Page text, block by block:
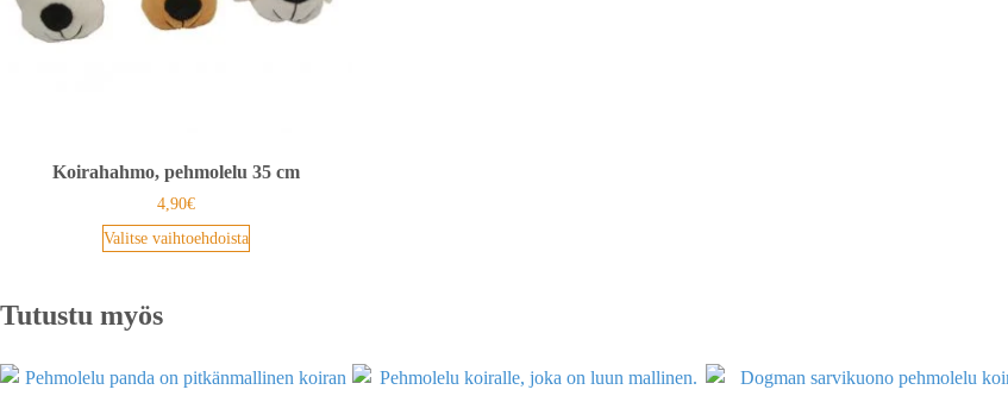
Koirahahmo, pehmolelu 35 cm
4,90€
Valitse vaihtoehdoista
Tutustu myös